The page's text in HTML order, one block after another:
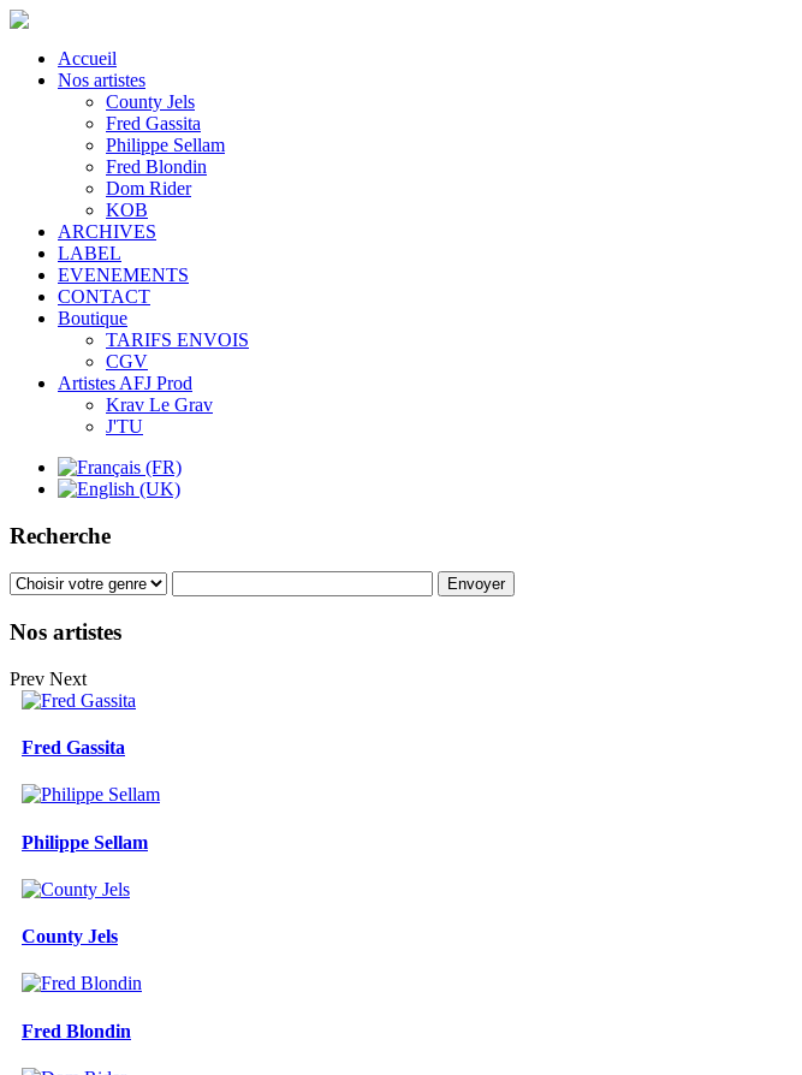
Accueil
Nos artistes
County Jels
Fred Gassita
Philippe Sellam
Fred Blondin
Dom Rider
KOB
ARCHIVES
LABEL
EVENEMENTS
CONTACT
Boutique
TARIFS ENVOIS
CGV
Artistes AFJ Prod
Krav Le Grav
J'TU
Recherche
Nos artistes
Prev Next
Fred Gassita
Philippe Sellam
County Jels
Fred Blondin